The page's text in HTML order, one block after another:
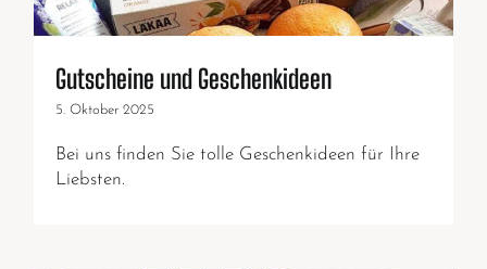
Gutscheine und Geschenkideen
5. Oktober 2025
Bei uns finden Sie tolle Geschenkideen für Ihre
Liebsten.